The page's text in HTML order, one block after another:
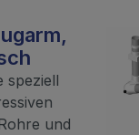
speziell
und